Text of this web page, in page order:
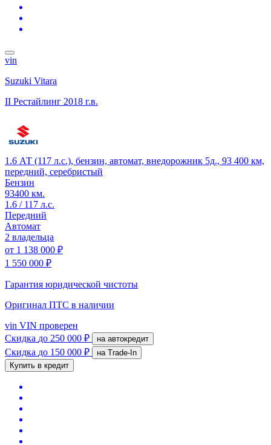
vin
Suzuki Vitara
II Рестайлинг 2018 г.в.
1.6 АТ (117 л.с.), бензин, автомат, внедорожник 5д., 93 400 км,
передний, серебристый
Бензин
93400 км.
1.6 / 117 л.с.
Передний
Автомат
2 владельца
от 1 138 000 ₽
1 550 000 ₽
Гарантия юридической чистоты
Оригинал ПТС в наличии
vin VIN проверен
Скидка до 250 000 ₽ на автокредит
Скидка до 150 000 ₽
на Trade-In
Купить в кредит